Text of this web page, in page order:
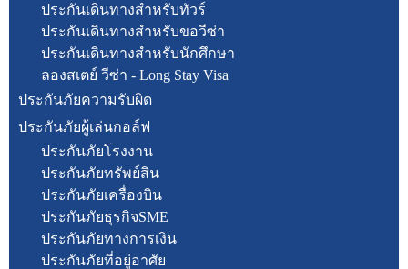
ประกันเดินทางสำหรับทัวร์
ประกันเดินทางสำหรับขอวีซ่า
ประกันเดินทางสำหรับนักศึกษา
ลองสเตย์ วีซ่า - Long Stay Visa
ประกันภัยความรับผิด
ประกันภัยผู้เล่นกอล์ฟ
ประกันภัยโรงงาน
ประกันภัยทรัพย์สิน
ประกันภัยเครื่องบิน
ประกันภัยธุรกิจSME
ประกันภัยทางการเงิน
ประกันภัยที่อยู่อาศัย